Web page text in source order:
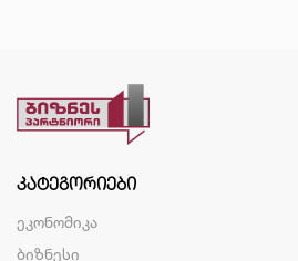
ᲙᲐᲢᲔᲒᲝᲠᲘᲔᲑᲘ
ეკონომიკა
ბიზნესი